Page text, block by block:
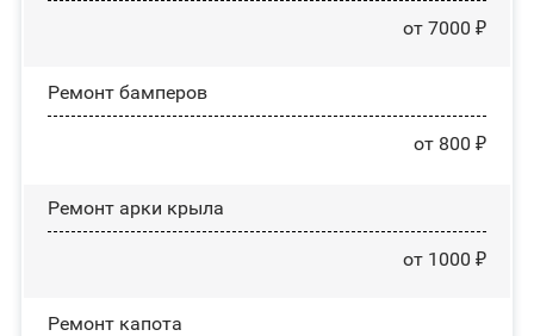
от 7000 ₽
Ремонт бамперов
от 800 ₽
Ремонт арки крыла
от 1000 ₽
Ремонт капота